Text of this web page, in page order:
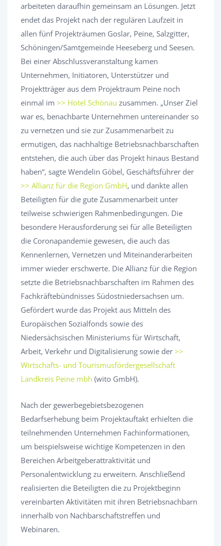
arbeiteten daraufhin gemeinsam an Lösungen. Jetzt
endet das Projekt nach der regulären Laufzeit in
allen fünf Projekträumen Goslar, Peine, Salzgitter,
Schöningen/Samtgemeinde Heeseberg und Seesen.
Bei einer Abschlussveranstaltung kamen
Unternehmen, Initiatoren, Unterstützer und
Projektträger aus dem Projektraum Peine noch
einmal im >> Hotel Schönau zusammen. „Unser Ziel
war es, benachbarte Unternehmen untereinander so
zu vernetzen und sie zur Zusammenarbeit zu
ermutigen, das nachhaltige Betriebsnachbarschaften
entstehen, die auch über das Projekt hinaus Bestand
haben“, sagte Wendelin Göbel, Geschäftsführer der
>> Allianz für die Region GmbH, und dankte allen
Beteiligten für die gute Zusammenarbeit unter
teilweise schwierigen Rahmenbedingungen. Die
besondere Herausforderung sei für alle Beteiligten
die Coronapandemie gewesen, die auch das
Kennenlernen, Vernetzen und Miteinanderarbeiten
immer wieder erschwerte. Die Allianz für die Region
setzte die Betriebsnachbarschaften im Rahmen des
Fachkräftebündnisses Südostniedersachsen um.
Gefördert wurde das Projekt aus Mitteln des
Europäischen Sozialfonds sowie des
Niedersächsischen Ministeriums für Wirtschaft,
Arbeit, Verkehr und Digitalisierung sowie der >>
Wirtschafts- und Tourismusfördergesellschaft
Landkreis Peine mbh (wito GmbH).
Nach der gewerbegebietsbezogenen
Bedarfserhebung beim Projektauftakt erhielten die
teilnehmenden Unternehmen Fachinformationen,
um beispielsweise wichtige Kompetenzen in den
Bereichen Arbeitgeberattraktivität und
Personalentwicklung zu erweitern. Anschließend
realisierten die Beteiligten die zu Projektbeginn
vereinbarten Aktivitäten mit ihren Betriebsnachbarn
innerhalb von Nachbarschaftstreffen und
Webinaren.